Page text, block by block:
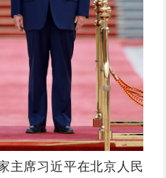
主席习近平在北京人民